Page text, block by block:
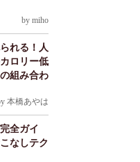
by miho
れる！人
ロリー低
組み合わ
本橋あやは
全ガイ
なしテク